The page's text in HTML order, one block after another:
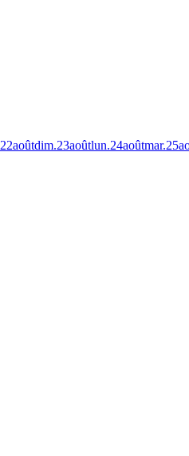
22aoûtdim.23aoûtlun.24aoûtmar.25